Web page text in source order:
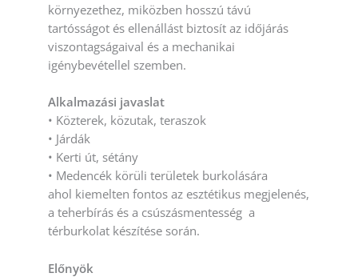
környezethez, miközben hosszú távú
tartósságot és ellenállást biztosít az időjárás
viszontagságaival és a mechanikai
igénybevétellel szemben.
Alkalmazási javaslat
• Közterek, közutak, teraszok
• Járdák
• Kerti út, sétány
• Medencék körüli területek burkolására
ahol kiemelten fontos az esztétikus megjelenés,
a teherbírás és a csúszásmentesség a
térburkolat készítése során.
Előnyök